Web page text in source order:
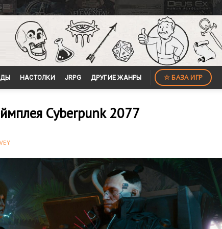
НАСТОЛКИ JRPG ДРУГИЕ ЖАНРЫ ☆ БАЗА ИГР
Cyberpunk 2077